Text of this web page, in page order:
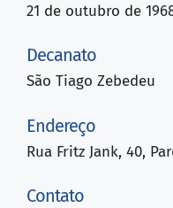
21 de outubro de
Decanato
São Tiago Zebedeu
Endereço
Rua Fritz Jank, 40,
Contato